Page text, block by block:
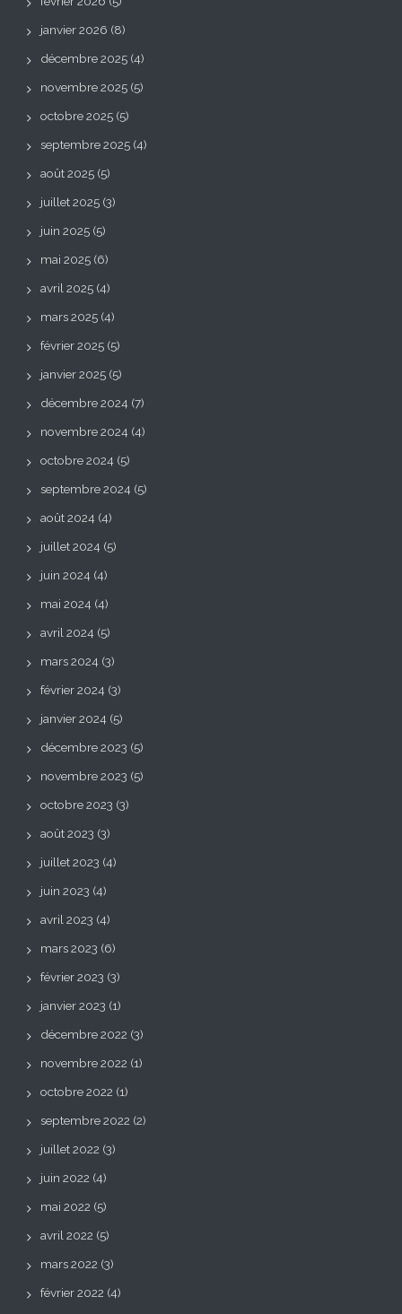
janvier 2026 (8)
décembre 2025 (4)
novembre 2025 (5)
octobre 2025 (5)
septembre 2025 (4)
août 2025 (5)
juillet 2025 (3)
juin 2025 (5)
mai 2025 (6)
avril 2025 (4)
mars 2025 (4)
février 2025 (5)
janvier 2025 (5)
décembre 2024 (7)
novembre 2024 (4)
octobre 2024 (5)
septembre 2024 (5)
août 2024 (4)
juillet 2024 (5)
juin 2024 (4)
mai 2024 (4)
avril 2024 (5)
mars 2024 (3)
février 2024 (3)
janvier 2024 (5)
décembre 2023 (5)
novembre 2023 (5)
octobre 2023 (3)
août 2023 (3)
juillet 2023 (4)
juin 2023 (4)
avril 2023 (4)
mars 2023 (6)
février 2023 (3)
janvier 2023 (1)
décembre 2022 (3)
novembre 2022 (1)
octobre 2022 (1)
septembre 2022 (2)
juillet 2022 (3)
juin 2022 (4)
mai 2022 (5)
avril 2022 (5)
mars 2022 (3)
février 2022 (4)